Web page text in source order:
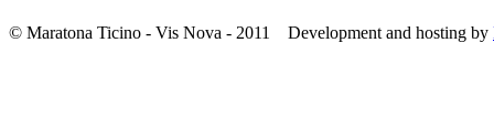
© Maratona Ticino - Vis Nova - 2011 Development and hosting by